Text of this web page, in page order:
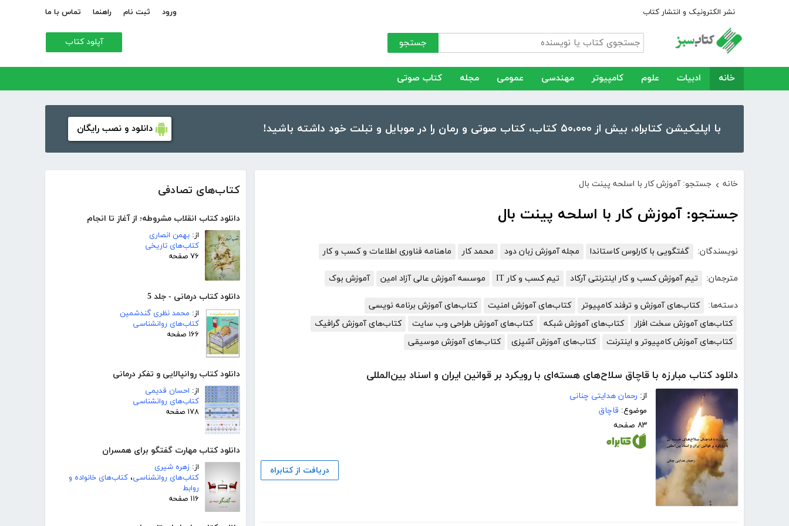
نشر الکترونیک و انتشار کتاب ورود ثبت نام راهنما تماس با ما
جستجو آپلود کتاب
خانه ادبیات علوم کامپیوتر مهندسی عمومی مجله کتاب صوتی
با اپلیکیشن کتابراه، بیش از ۵۰،۰۰۰ کتاب، کتاب صوتی و رمان را در موبایل و تبلت خود داشته باشید! دانلود و نصب رایگان
کتاب‌های تصادفی
دانلود کتاب انقلاب مشروطه؛ از آغاز تا انجام
از: بهمن انصاری
کتاب‌های تاریخی
۷۶ صفحه
دانلود کتاب درمانی - جلد 5
از: محمد نظری گندشمین
کتاب‌های روانشناسی
۱۶۶ صفحه
دانلود کتاب روانپالایی و تفکر درمانی
از: احسان قدیمی
کتاب‌های روانشناسی
۱۷۸ صفحه
دانلود کتاب مهارت گفتگو برای همسران
از: زهره شیری
کتاب‌های روانشناسی، کتاب‌های خانواده و
روابط
۱۱۶ صفحه
خانه › جستجو: آموزش کار با اسلحه پینت بال
جستجو: آموزش کار با اسلحه پینت بال
نویسندگان: گفتگویی با کارلوس کاستاندا مجله آموزش زبان دود محمد کار ماهنامه فناوری اطلاعات و کسب و کار
مترجمان: تیم آموزش کسب و کار اینترنتی آرکاد تیم کسب و کار IT موسسه آموزش عالی آزاد امین آموزش بوک
دسته‌ها: کتاب‌های آموزش و ترفند کامپیوتر کتاب‌های آموزش امنیت
کتاب‌های آموزش برنامه نویسی
کتاب‌های آموزش سخت افزار
کتاب‌های آموزش شبکه کتاب‌های آموزش طراحی وب سایت
کتاب‌های آموزش گرافیک
کتاب‌های آموزش کامپیوتر و اینترنت
کتاب‌های آموزش آشپزی کتاب‌های آموزش موسیقی
دانلود کتاب مبارزه با قاچاق سلاح‌های هسته‌ای با رویکرد بر قوانین ایران و اسناد بین‌المللی
از: رحمان هدایتی چنانی
موضوع: قاچاق
۸۳ صفحه
دریافت از کتابراه